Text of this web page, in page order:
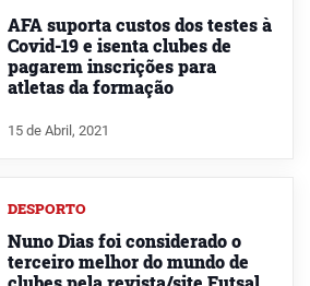
AFA suporta custos dos testes à
Covid-19 e isenta clubes de
pagarem inscrições para
atletas da formação
15 de Abril, 2021
DESPORTO
Nuno Dias foi considerado o
terceiro melhor do mundo de